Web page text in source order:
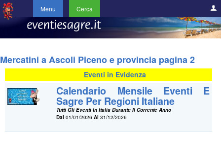
Menu Cerca
Mercatini a Ascoli Piceno e provincia pagina 2
Eventi in Evidenza
Calendario Mensile Eventi E
Sagre Per Regioni Italiane
Tutti Gli Eventi In Italia Durante Il Corrente Anno
Dal 01/01/2026Al 31/12/2026